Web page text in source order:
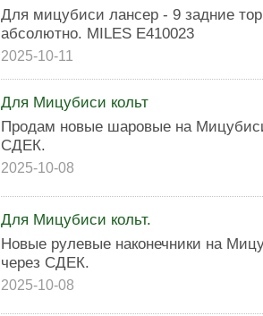
Для мицубиси лансер - 9 задние
абсолютно. MILES E410023
2025-10-11
Для Мицубиси кольт
Продам новые шаровые на
СДЕК.
2025-10-08
Для Мицубиси кольт.
Новые рулевые наконечники на
через СДЕК.
2025-10-08